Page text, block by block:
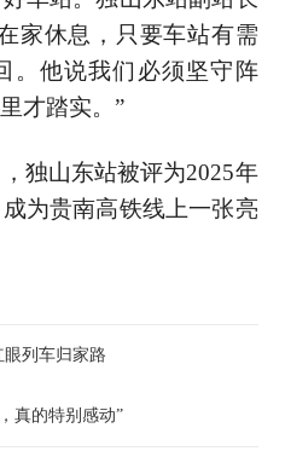
家休息，只要车站有需
。他说我们必须坚守阵
才踏实。”
独山东站被评为2025年
为贵南高铁线上一张亮
眼列车归家路
真的特别感动”